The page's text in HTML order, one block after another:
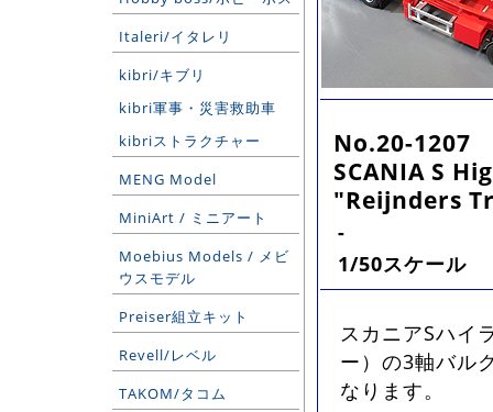
Italeri/イタレリ
kibri/キブリ
kibri軍事・災害救助車
kibriストラクチャー
MENG Model
MiniArt / ミニアート
Moebius Models / メビ
ウスモデル
Preiser組立キット
Revell/レベル
TAKOM/タコム
No.20-1207
SCANIA S
"Reijnders
-
1/50スケール
スカニアSハイ
ー）の3軸バル
なります。